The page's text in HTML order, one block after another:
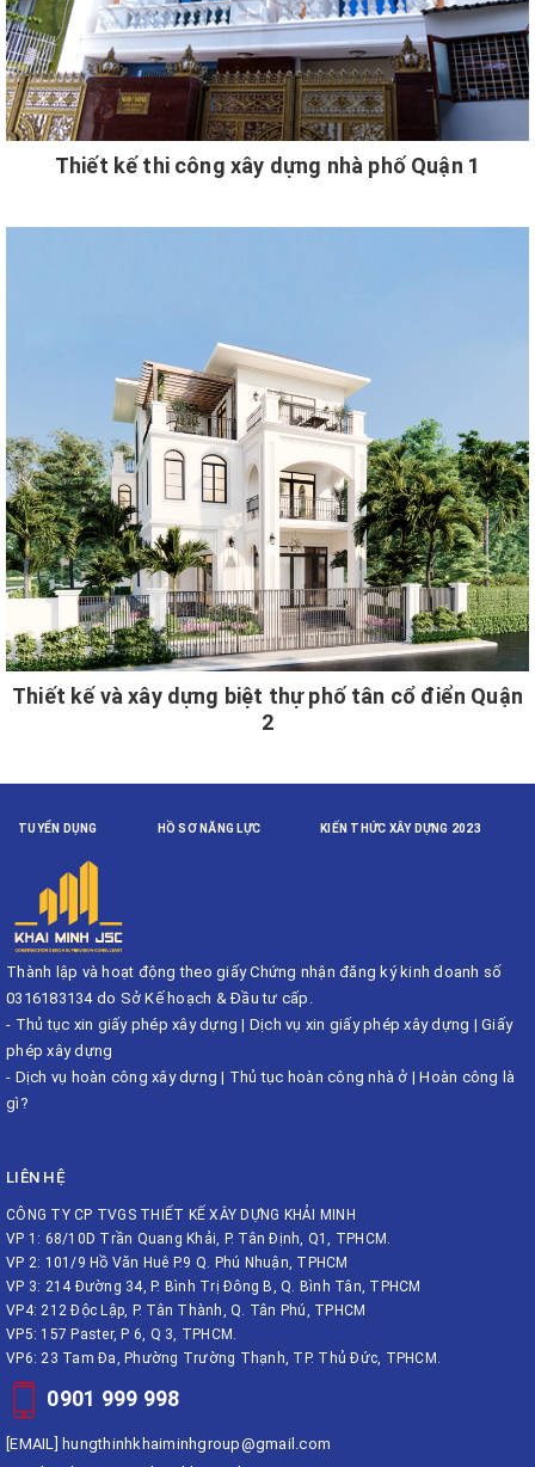
Thiết kế thi công xây dựng nhà phố Quận 1
Thiết kế và xây dựng biệt thự phố tân cổ điển Quận
2
TUYỂN DỤNG HỒ SƠ NĂNG LỰC KIẾN THỨC XÂY DỰNG 2023
Thành lập và hoạt động theo giấy Chứng nhận đăng ký kinh doanh số
0316183134 do Sở Kế hoạch & Đầu tư cấp.
- Thủ tục xin giấy phép xây dựng | Dịch vụ xin giấy phép xây dựng | Giấy
phép xây dựng
- Dịch vụ hoàn công xây dựng | Thủ tục hoàn công nhà ở |Hoàn công là
gì?
LIÊN HỆ
CÔNG TY CP TVGS THIẾT KẾ XÂY DỰNG KHẢI MINH
VP 1: 68/10D Trần Quang Khải, P. Tân Định, Q1, TPHCM.
VP 2: 101/9 Hồ Văn Huê P.9 Q. Phú Nhuận, TPHCM
VP 3: 214 Đường 34, P. Bình Trị Đông B, Q. Bình Tân, TPHCM
VP4: 212 Độc Lập, P. Tân Thành, Q. Tân Phú, TPHCM
VP5: 157 Paster, P 6, Q 3, TPHCM.
VP6: 23 Tam Đa, Phường Trường Thạnh, TP. Thủ Đức, TPHCM.
0901 999 998
[EMAIL] hungthinhkhaiminhgroup@gmail.com